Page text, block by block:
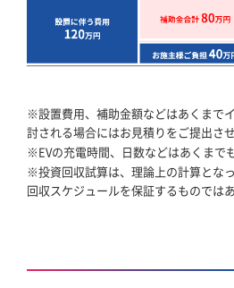
※設置費用、補助金額などはあくまで
討される場合にはお見積りをご提出さ
※EVの充電時間、日数などはあくまで
※投資回収試算は、理論上の計算とな
回収スケジュールを保証するものでは